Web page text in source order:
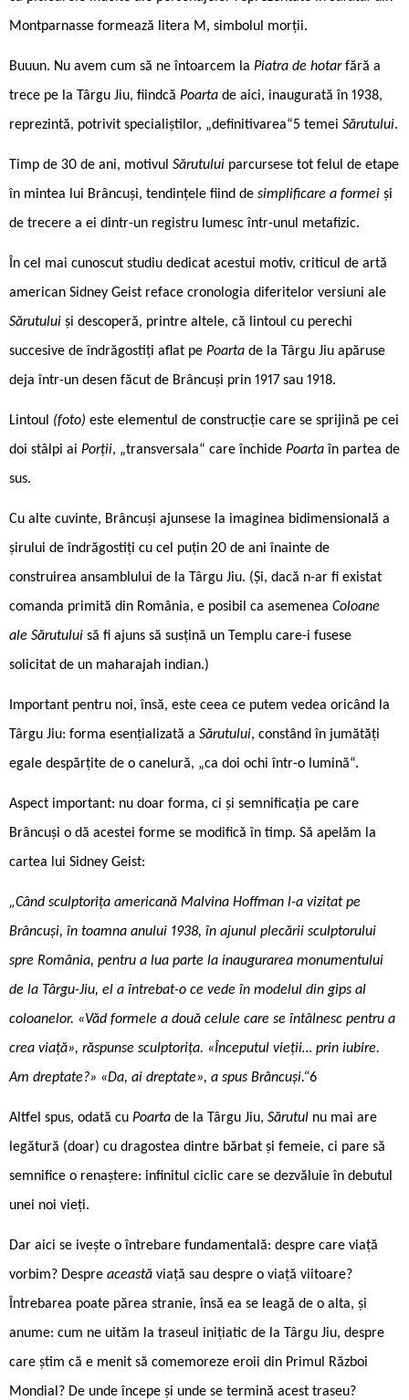
Montparnasse formează litera M, simbolul morții.
Buuun. Nu avem cum să ne întoarcem la Piatra de hotarfără a
trece pe la Târgu Jiu, fiindcă Poarta de aici, inaugurată în 1938,
reprezintă, potrivit specialiștilor, „definitivarea“5 temei Sărutului.
Timp de 30 de ani, motivul Sărutului parcursese tot felul de etape
în mintea lui Brâncuși, tendințele fiind de simplificare a formei și
de trecere a ei dintr-un registru lumesc într-unul metafizic.
În cel mai cunoscut studiu dedicat acestui motiv, criticul de artă
american Sidney Geist reface cronologia diferitelor versiuni ale
Sărutului și descoperă, printre altele, că lintoul cu perechi
succesive de îndrăgostiți aflat pe Poarta de la Târgu Jiu apăruse
deja într-un desen făcut de Brâncuși prin 1917 sau 1918.
Lintoul (foto) este elementul de construcție care se sprijină pe cei
doi stâlpi ai Porții, „transversala“ care închide Poartaîn partea de
sus.
Cu alte cuvinte, Brâncuși ajunsese la imaginea bidimensională a
șirului de îndrăgostiți cu cel puțin 20 de ani înainte de
construirea ansamblului de la Târgu Jiu. (Și, dacă n-ar fi existat
comanda primită din România, e posibil ca asemenea Coloane
ale Sărutului să fi ajuns să susțină un Templu care-i fusese
solicitat de un maharajah indian.)
Important pentru noi, însă, este ceea ce putem vedea oricând la
Târgu Jiu: forma esențializată a Sărutului, constând în jumătăți
egale despărțite de o canelură, „ca doi ochi într-o lumină“.
Aspect important: nu doar forma, ci și semnificația pe care
Brâncuși o dă acestei forme se modifică în timp. Să apelăm la
cartea lui Sidney Geist:
„Când sculptorița americană Malvina Hoffman l-a vizitat pe
Brâncuși, în toamna anului 1938, în ajunul plecării sculptorului
spre România, pentru a lua parte la inaugurarea monumentului
de la Târgu-Jiu, el a întrebat-o ce vede în modelul din gips al
coloanelor. «Văd formele a două celule care se întâlnesc pentru a
crea viață», răspunse sculptorița. «Începutul vieții… prin iubire.
Am dreptate?» «Da, ai dreptate», a spus Brâncuși.“6
Altfel spus, odată cu Poarta de la Târgu Jiu, Sărutul nu mai are
legătură (doar) cu dragostea dintre bărbat și femeie, ci pare să
semnifice o renaștere: infinitul ciclic care se dezvăluie în debutul
unei noi vieți.
Dar aici se ivește o întrebare fundamentală: despre care viață
vorbim? Despre această viață sau despre o viață viitoare?
Întrebarea poate părea stranie, însă ea se leagă de o alta, și
anume: cum ne uităm la traseul inițiatic de la Târgu Jiu, despre
care știm că e menit să comemoreze eroii din Primul Război
Mondial? De unde începe și unde se termină acest traseu?